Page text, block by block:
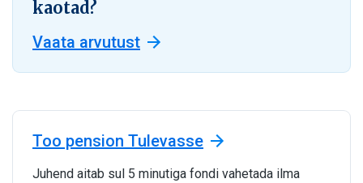
kaotad?
Vaata arvutust
Too pension Tulevasse
Juhend aitab sul 5 minutiga fondi vahetada ilma